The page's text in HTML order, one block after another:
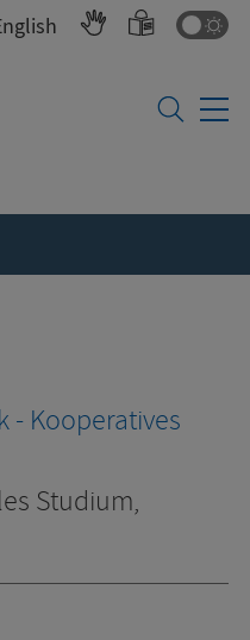
- Kooperatives
Studium,